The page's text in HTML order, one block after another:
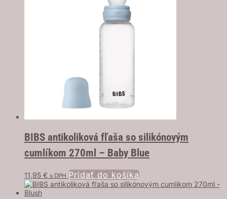
BIBS antikoliková fľaša so silikónovým
cumlíkom 270ml – Baby Blue
11,95 € s DPH Pridať do košíka